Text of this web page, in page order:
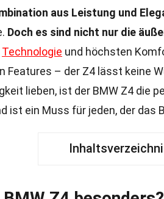
aus Leistung und
Doch es sind nicht nur die
Technologie und höchsten
Features – der Z4 lässt keine
lieben, ist der BMW Z4 die
ist ein Muss für jeden, der das